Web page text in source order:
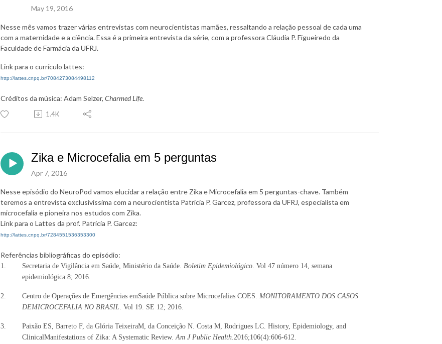
May 19, 2016
Nesse mês vamos trazer várias entrevistas com neurocientistas mamães, ressaltando a relação pessoal de cada uma
com a maternidade e a ciência. Essa é a primeira entrevista da série, com a professora Cláudia P. Figueiredo da
Faculdade de Farmácia da UFRJ.
Link para o currículo lattes:
http://lattes.cnpq.br/7084273084498112
Créditos da música: Adam Selzer, Charmed Life.
1.4K
Zika e Microcefalia em 5 perguntas
Apr 7, 2016
Nesse episódio do NeuroPod vamos elucidar a relação entre Zika e Microcefalia em 5 perguntas-chave. Também
teremos a entrevista exclusivíssima com a neurocientista Patricia P. Garcez, professora da UFRJ, especialista em
microcefalia e pioneira nos estudos com Zika.
Link para o Lattes da prof. Patricia P. Garcez:
http://lattes.cnpq.br/7284551536353300
Referências bibliográficas do episódio:
1. Secretaria de Vigilância em Saúde, Ministério da Saúde. Boletim Epidemiológico . Vol 47 número 14, semana
epidemiológica 8; 2016.
2. Centro de Operações de Emergências emSaúde Pública sobre Microcefalias COES. MONITORAMENTO DOS CASOS
DEMICROCEFALIA NO BRASIL . Vol 19. SE 12; 2016.
3. Paixão ES, Barreto F, da Glória TeixeiraM, da Conceição N. Costa M, Rodrigues LC. History, Epidemiology, and
ClinicalManifestations of Zika: A Systematic Review. Am J Public Health.2016;106(4):606-612.